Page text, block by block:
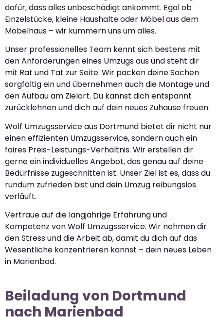
dafür, dass alles unbeschädigt ankommt. Egal ob
Einzelstücke, kleine Haushalte oder Möbel aus dem
Möbelhaus – wir kümmern uns um alles.
Unser professionelles Team kennt sich bestens mit
den Anforderungen eines Umzugs aus und steht dir
mit Rat und Tat zur Seite. Wir packen deine Sachen
sorgfältig ein und übernehmen auch die Montage und
den Aufbau am Zielort. Du kannst dich entspannt
zurücklehnen und dich auf dein neues Zuhause freuen.
Wolf Umzugsservice aus Dortmund bietet dir nicht nur
einen effizienten Umzugsservice, sondern auch ein
faires Preis-Leistungs-Verhältnis. Wir erstellen dir
gerne ein individuelles Angebot, das genau auf deine
Bedürfnisse zugeschnitten ist. Unser Ziel ist es, dass du
rundum zufrieden bist und dein Umzug reibungslos
verläuft.
Vertraue auf die langjährige Erfahrung und
Kompetenz von Wolf Umzugsservice. Wir nehmen dir
den Stress und die Arbeit ab, damit du dich auf das
Wesentliche konzentrieren kannst – dein neues Leben
in Marienbad.
Beiladung von Dortmund
nach Marienbad